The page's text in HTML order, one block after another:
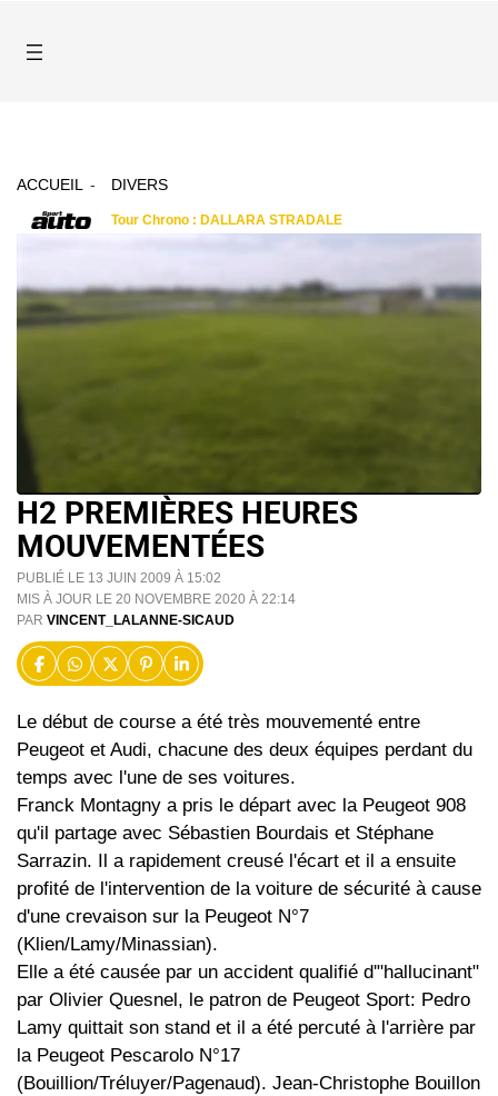
ACCUEIL DIVERS
H2 PREMIÈRES HEURES
MOUVEMENTÉES
PUBLIÉ LE 13 JUIN 2009 À 15:02
MIS À JOUR LE 20 NOVEMBRE 2020 À 22:14
PAR VINCENT_LALANNE-SICAUD
Le début de course a été très mouvementé entre
Peugeot et Audi, chacune des deux équipes perdant du
temps avec l'une de ses voitures.
Franck Montagny a pris le départ avec la Peugeot 908
qu'il partage avec Sébastien Bourdais et Stéphane
Sarrazin. Il a rapidement creusé l'écart et il a ensuite
profité de l'intervention de la voiture de sécurité à cause
d'une crevaison sur la Peugeot N°7
(Klien/Lamy/Minassian).
Elle a été causée par un accident qualifié d'"hallucinant"
par Olivier Quesnel, le patron de Peugeot Sport: Pedro
Lamy quittait son stand et il a été percuté à l'arrière par
la Peugeot Pescarolo N°17
(Bouillion/Tréluyer/Pagenaud). Jean-Christophe Bouillon